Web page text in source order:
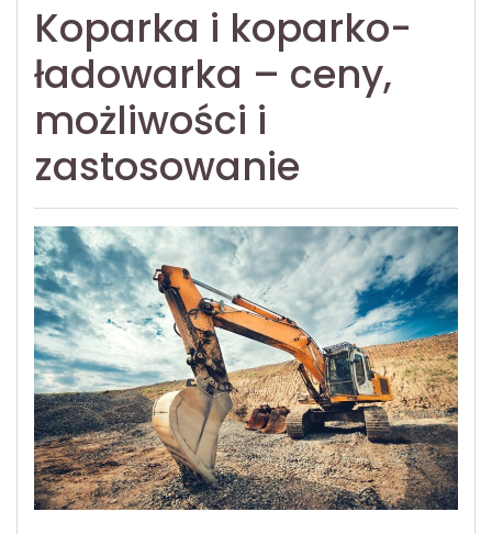
Koparka i koparko-
ładowarka – ceny,
możliwości i
zastosowanie